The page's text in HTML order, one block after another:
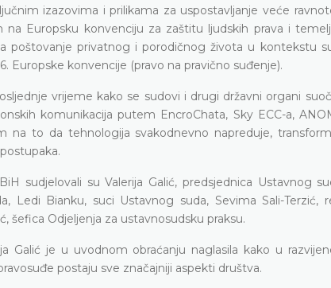
izazovima i prilikama za uspostavljanje veće
na Europsku konvenciju za zaštitu ljudskih prava i
poštovanje privatnog i porodičnog života u kontekstu
Europske konvencije (pravo na pravično suđenje).
vrijeme kako se sudovi i drugi državni organi
komunikacija putem EncroChata, Sky ECC-a,
na to da tehnologija svakodnevno napreduje,
sudjelovali su Valerija Galić, predsjednica Ustavnog
Ledi Bianku, suci Ustavnog suda, Sevima Sali-Terzić,
šefica Odjeljenja za ustavnosudsku praksu.
Galić je u uvodnom obraćanju naglasila kako u
postaju sve značajniji aspekti društva.